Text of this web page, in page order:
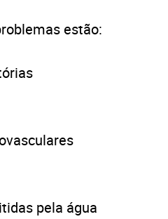
estão:
pela água